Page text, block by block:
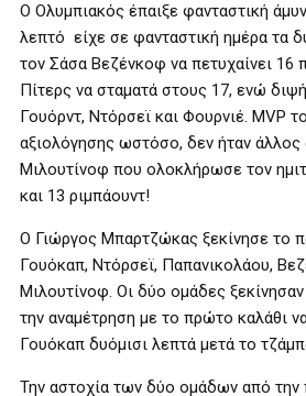
Ο Ολυμπιακός έπαιξε φανταστική
λεπτό είχε σε φανταστική ημέρα τα
τον Σάσα Βεζένκοφ να πετυχαίνει 16
Πίτερς να σταματά στους 17, ενώ
Γουόρντ, Ντόρσεϊ και Φουρνιέ. MVP
αξιολόγησης ωστόσο, δεν ήταν
Μιλουτίνοφ που ολοκλήρωσε τον
και 13 ριμπάουντ!
Ο Γιώργος Μπαρτζώκας ξεκίνησε το
Γουόκαπ, Ντόρσεϊ, Παπανικολάου,
Μιλουτίνοφ. Οι δύο ομάδες
την αναμέτρηση με το πρώτο καλάθι
Γουόκαπ δυόμισι λεπτά μετά το
Την αστοχία των δύο ομάδων από την